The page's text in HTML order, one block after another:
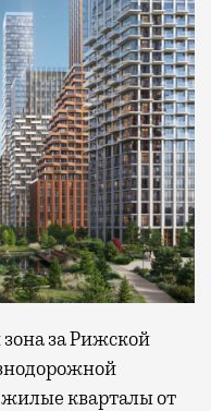
за Рижской
жилые кварталы от